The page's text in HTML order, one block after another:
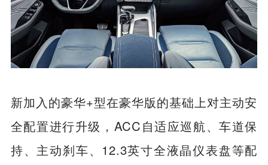
新加入的豪华+型在豪华版的基础上对主动安
全配置进行升级，ACC自适应巡航、车道保
持、主动刹车、12.3英寸全液晶仪表盘等配